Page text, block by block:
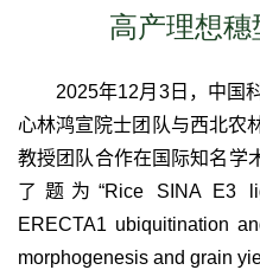
高产理想穗
2025年12月 3日，中国
心林鸿宣院士团队与西北农
教授团队合作在国际知名学
了题为“Rice SINA E3
ERECTA1 ubiquitination
morphogenesis and grain